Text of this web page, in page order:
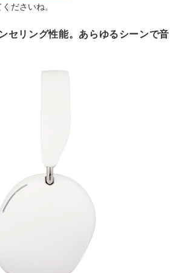
ださいね。
セリング性能。あらゆるシーンで音